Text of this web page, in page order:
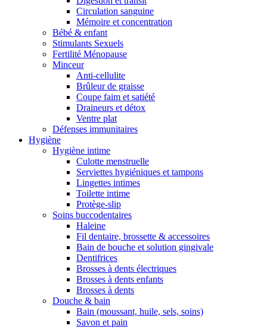
Circulation sanguine
Mémoire et concentration
Bébé & enfant
Stimulants Sexuels
Fertilité Ménopause
Minceur
Anti-cellulite
Brûleur de graisse
Coupe faim et satiété
Draineurs et détox
Ventre plat
Défenses immunitaires
Hygiène
Hygiène intime
Culotte menstruelle
Serviettes hygiéniques et tampons
Lingettes intimes
Toilette intime
Protège-slip
Soins buccodentaires
Haleine
Fil dentaire, brossette & accessoires
Bain de bouche et solution gingivale
Dentifrices
Brosses à dents électriques
Brosses à dents enfants
Brosses à dents
Douche & bain
Bain (moussant, huile, sels, soins)
Savon et pain